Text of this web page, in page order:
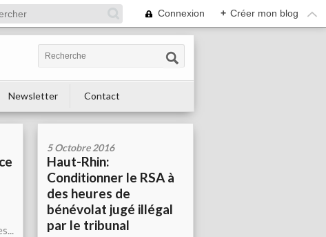
Connexion + Créer mon blog
Newsletter Contact
5 Octobre 2016
Haut-Rhin:
Conditionner le RSA à
des heures de
bénévolat jugé illégal
par le tribunal